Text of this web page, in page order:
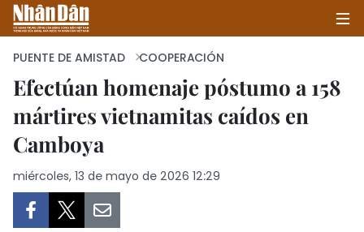
INICIO
PUENTE DE AMISTAD COOPERACIÓN
Efectúan homenaje póstumo a 158
mártires vietnamitas caídos en
Camboya
miércoles, 13 de mayo de 2026 12:29